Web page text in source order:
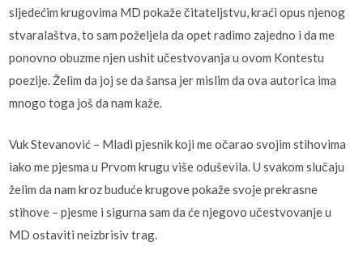
sljedećim krugovima MD pokaže čitateljstvu, kraći opus njenog
stvaralaštva, to sam poželjela da opet radimo zajedno i da me
ponovno obuzme njen ushit učestvovanja u ovom Kontestu
poezije. Želim da joj se da šansa jer mislim da ova autorica ima
mnogo toga još da nam kaže.
Vuk Stevanović – Mladi pjesnik koji me očarao svojim stihovima
iako me pjesma u Prvom krugu više oduševila. U svakom slučaju
želim da nam kroz buduće krugove pokaže svoje prekrasne
stihove – pjesme i sigurna sam da će njegovo učestvovanje u
MD ostaviti neizbrisiv trag.